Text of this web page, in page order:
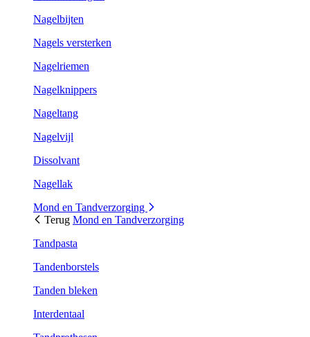
Nagelbijten
Nagels versterken
Nagelriemen
Nagelknippers
Nageltang
Nagelvijl
Dissolvant
Nagellak
Mond en Tandverzorging
Terug Mond en Tandverzorging
Tandpasta
Tandenborstels
Tanden bleken
Interdentaal